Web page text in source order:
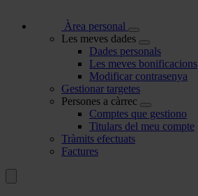
Àrea personal
Les meves dades
Dades personals
Les meves bonificacions
Modificar contrasenya
Gestionar targetes
Persones a càrrec
Comptes que gestiono
Titulars del meu compte
Tràmits efectuats
Factures